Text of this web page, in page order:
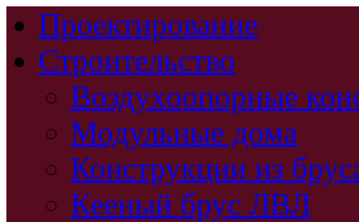
Проектирование
Строительство
Воздухоопорные
Модульные дома
Конструкции из
Кееный брус ЛВЛ